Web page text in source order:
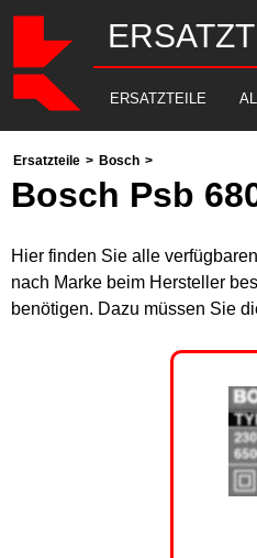
ERSATZTEILE
Ersatzteile > Bosch >
Bosch Psb
Hier finden Sie alle
nach Marke beim Hersteller
benötigen. Dazu müssen Sie